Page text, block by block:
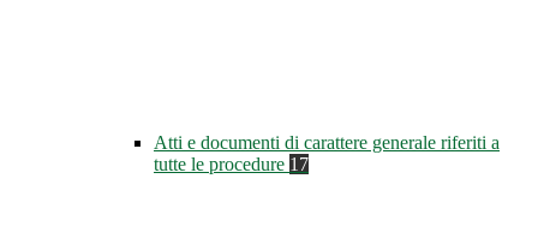
Atti e documenti di carattere generale riferiti a
tutte le procedure 17